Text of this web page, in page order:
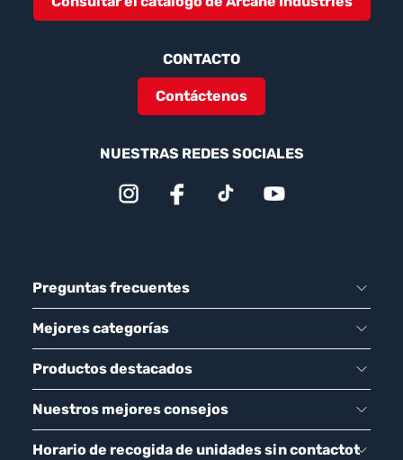
CONTACTO
Contáctenos
NUESTRAS REDES SOCIALES
Preguntas frecuentes
Mejores categorías
Productos destacados
Nuestros mejores consejos
Horario de recogida de unidades sin contactot